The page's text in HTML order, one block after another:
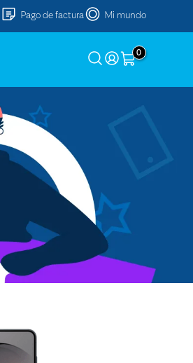
Pago de factura Mi mundo
0